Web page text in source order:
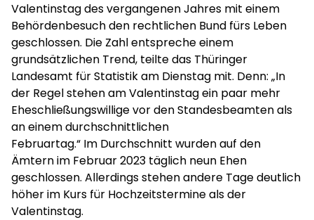
Valentinstag des vergangenen Jahres mit einem
Behördenbesuch den rechtlichen Bund fürs Leben
geschlossen. Die Zahl entspreche einem
grundsätzlichen Trend, teilte das Thüringer
Landesamt für Statistik am Dienstag mit. Denn: „In
der Regel stehen am Valentinstag ein paar mehr
Eheschließungswillige vor den Standesbeamten als
an einem durchschnittlichen
Februartag.“ Im Durchschnitt wurden auf den
Ämtern im Februar 2023 täglich neun Ehen
geschlossen. Allerdings stehen andere Tage deutlich
höher im Kurs für Hochzeitstermine als der
Valentinstag.